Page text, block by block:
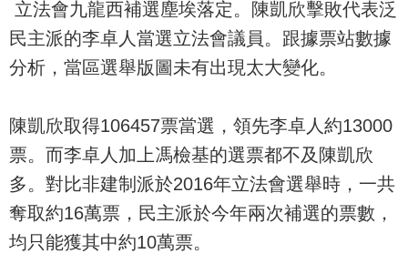
立法會九龍西補選塵埃落定。陳凱欣擊敗代表泛
民主派的李卓人當選立法會議員。跟據票站數據
分析，當區選舉版圖未有出現太大變化。
陳凱欣取得106457票當選，領先李卓人約13000
票。而李卓人加上馮檢基的選票都不及陳凱欣
多。對比非建制派於2016年立法會選舉時，一共
奪取約16萬票，民主派於今年兩次補選的票數，
均只能獲其中約10萬票。